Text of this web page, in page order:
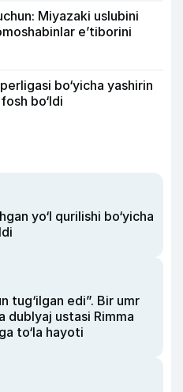
Miyazaki uslubini
e’tiborini
bo‘yicha yashirin
bo‘ldi
yo‘l qurilishi bo‘yicha
tug‘ilgan edi”. Bir umr
dublyaj ustasi Rimma
to‘la hayoti